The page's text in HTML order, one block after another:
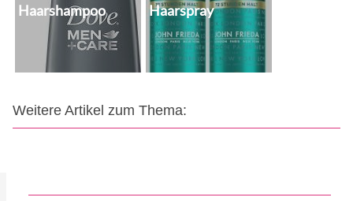
Haarshampoo Haarspray
Weitere Artikel zum Thema: